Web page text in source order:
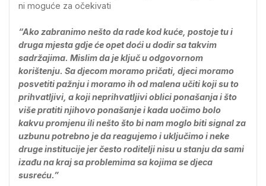
ni moguće za očekivati
“Ako zabranimo nešto da rade kod kuće, postoje tu i
druga mjesta gdje će opet doći u dodir sa takvim
sadržajima. Mislim da je ključ u odgovornom
korištenju. Sa djecom moramo pričati, djeci moramo
posvetiti pažnju i moramo ih od malena učiti koji su to
prihvatljivi, a koji neprihvatljivi oblici ponašanja i što
više pratiti njihovo ponašanje i kada uočimo bolo
kakvu promjenu ili nešto što bi nam moglo biti signal za
uzbunu potrebno je da reagujemo i uključimo i neke
druge institucije jer često roditelji nisu u stanju da sami
izađu na kraj sa problemima sa kojima se djeca
susreću.”